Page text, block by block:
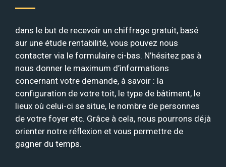
dans le but de recevoir un chiffrage gratuit, basé
sur une étude rentabilité, vous pouvez nous
contacter via le formulaire ci-bas. N’hésitez pas à
nous donner le maximum d’informations
concernant votre demande, à savoir : la
configuration de votre toit, le type de bâtiment, le
lieux où celui-ci se situe, le nombre de personnes
de votre foyer etc. Grâce à cela, nous pourrons déjà
orienter notre réflexion et vous permettre de
gagner du temps.